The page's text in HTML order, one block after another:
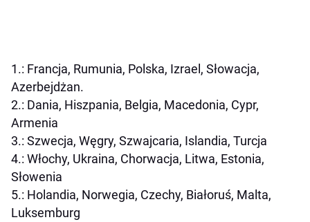
1.: Francja, Rumunia, Polska, Izrael, Słowacja,
Azerbejdżan.
2.: Dania, Hiszpania, Belgia, Macedonia, Cypr,
Armenia
3.: Szwecja, Węgry, Szwajcaria, Islandia, Turcja
4.: Włochy, Ukraina, Chorwacja, Litwa, Estonia,
Słowenia
5.: Holandia, Norwegia, Czechy, Białoruś, Malta,
Luksemburg